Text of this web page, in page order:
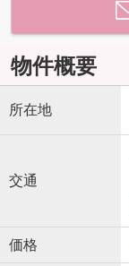
物件概要
所在地
交通
価格